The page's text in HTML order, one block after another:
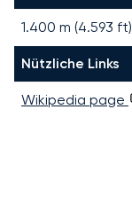
1.400 m (4.593 ft)
Nützliche Links
Wikipedia page